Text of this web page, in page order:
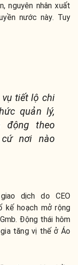
nguyên nhân xuất
nước này. Tuy
vụ tiết lộ chi
quản lý,
động theo
nơi nào
dịch do CEO
kế hoạch mở rộng
Động thái hôm
tăng vị thế ở Áo